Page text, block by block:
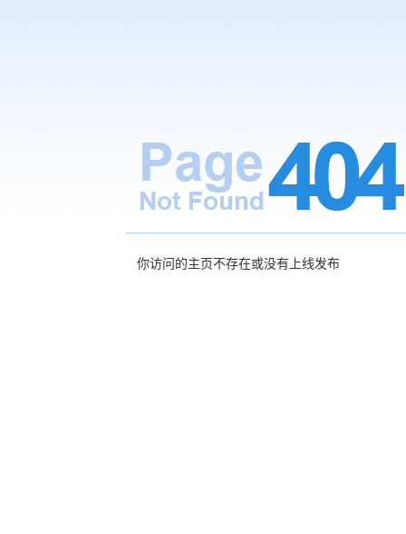
你访问的主页不存在或没有上线发布